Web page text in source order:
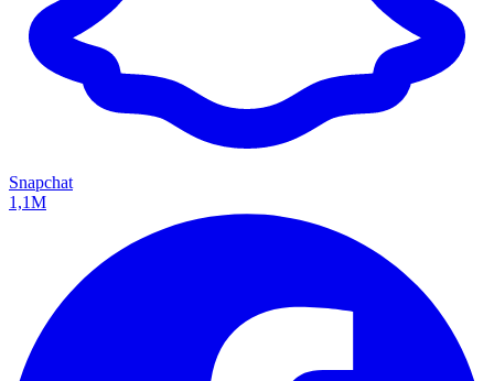
Snapchat
1,1M